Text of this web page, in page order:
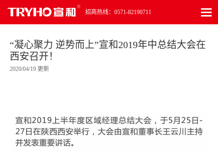
招商热线：0571-82190711
“凝心聚力 逆势而上”宣和2019年中总结大会在
西安召开！
2020/04/19 更新